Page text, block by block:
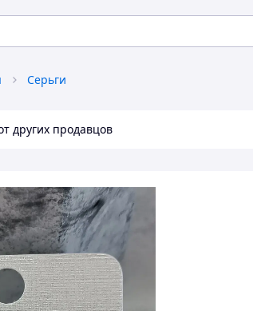
Серьги
других продавцов